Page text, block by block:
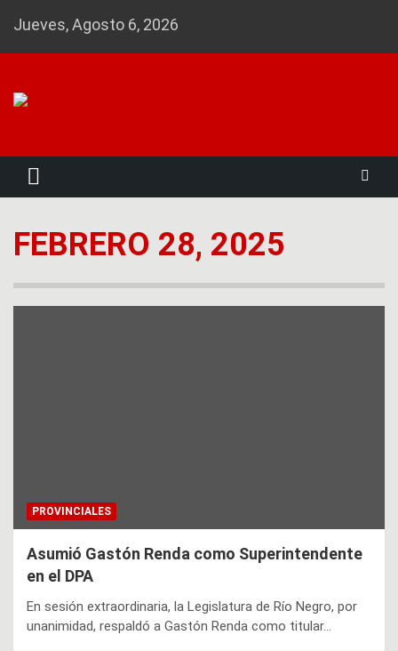
Jueves, Agosto 6, 2026
FEBRERO 28, 2025
PROVINCIALES
Asumió Gastón Renda como Superintendente
en el DPA
En sesión extraordinaria, la Legislatura de Río Negro, por
unanimidad, respaldó a Gastón Renda como titular…